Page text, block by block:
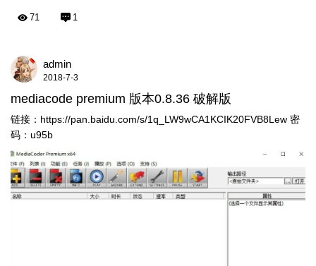
71 1
admin
2018-7-3
mediacode premium 版本0.8.36 破解版
链接：https://pan.baidu.com/s/1q_LW9wCA1KCIK20FVB8Lew 密
码：u95b